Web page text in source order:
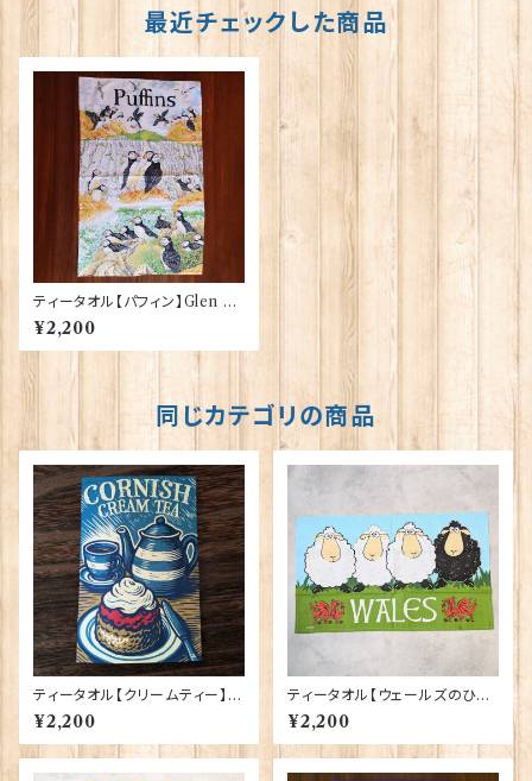
最近チェックした商品
ティータオル【パフィン】Glen Ap
pin of Scotland 50001-U(T
T0928)
¥2,200
同じカテゴリの商品
ティータオル【クリームティー】El
gate Products 50001-X
¥2,200
ティータオル【ウェールズのひつ
じ】Elgate Products 50001-
C
¥2,200